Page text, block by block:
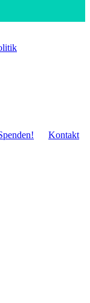
Kontakt